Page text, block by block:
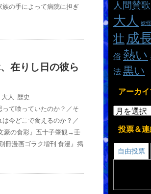
族の手によって病院に担ぎ
在りし日の彼ら
大人 歴史
って喰っていたのか？／そ
今どこで食えるのか？／
豪の食彩』五十子肇観→壬
冊漫画ゴラク増刊 食漫』掲
人間賛歌
大人 妖怪
壮 成
俗 熱い
法 黒い
アーカイ
投票＆連
自由投票